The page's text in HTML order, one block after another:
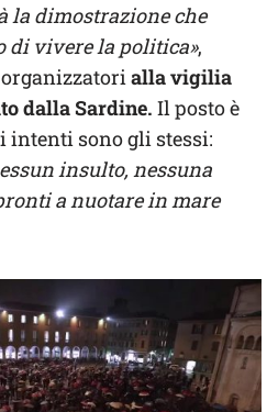
la dimostrazione che
di vivere la politica»,
alla vigilia
dalla Sardine. Il posto è
intenti sono gli stessi:
insulto, nessuna
a nuotare in mare